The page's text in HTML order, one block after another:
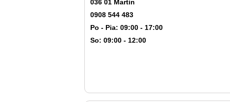
036 01 Martin
0908 544 483
Po - Pia: 09:00 - 17:00
So: 09:00 - 12:00